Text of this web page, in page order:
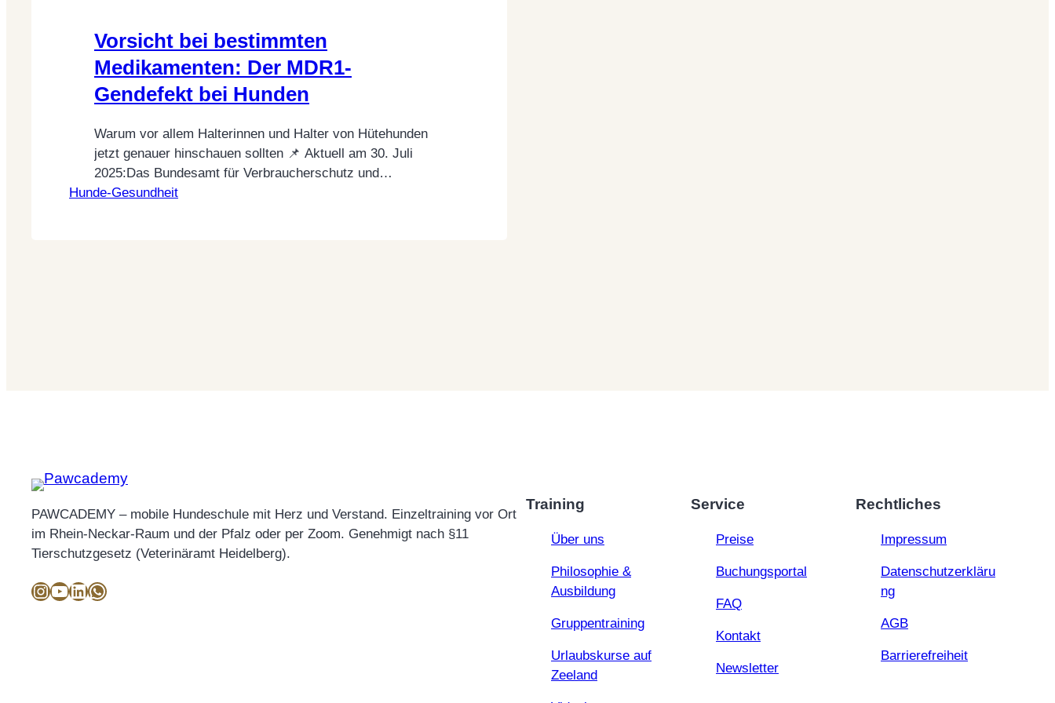
Vorsicht bei bestimmten
Medikamenten: Der MDR1-
Gendefekt bei Hunden
Warum vor allem Halterinnen und Halter von Hütehunden
jetzt genauer hinschauen sollten 📌 Aktuell am 30. Juli
2025:Das Bundesamt für Verbraucherschutz und
Lebensmittelsicherheit (BVL) hat heute in einer neuen
Hunde-Gesundheit
PAWCADEMY – mobile Hundeschule mit Herz und Verstand. Einzeltraining vor Ort
im Rhein-Neckar-Raum und der Pfalz oder per Zoom. Genehmigt nach §11
Tierschutzgesetz (Veterinäramt Heidelberg).
InstagramYouTube LinkedIn WhatsApp
Training
Über uns
Philosophie &
Ausbildung
Gruppentraining
Urlaubskurse auf
Zeeland
Service
Preise
Buchungsportal
FAQ
Kontakt
Newsletter
Rechtliches
Impressum
Datenschutzerkläru
ng
AGB
Barrierefreiheit